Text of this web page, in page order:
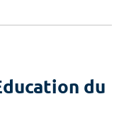
du